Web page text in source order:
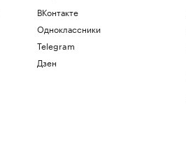
ВКонтакте
Одноклассники
Telegram
Дзен